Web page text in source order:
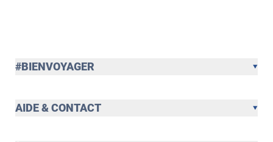
#BIENVOYAGER
AIDE & CONTACT